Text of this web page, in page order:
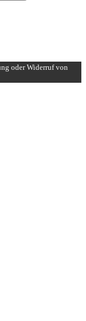
oder Widerruf von